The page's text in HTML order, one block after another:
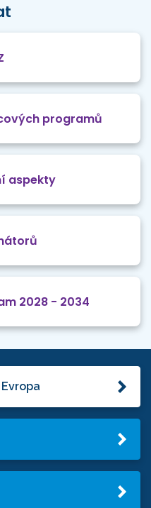
programů
aspekty
2028 - 2034